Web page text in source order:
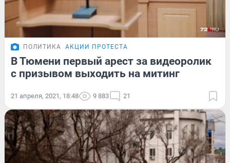
ПОЛИТИКА АКЦИИ ПРОТЕСТА
В Тюмени первый арест за видеоролик
с призывом выходить на митинг
21 апреля, 2021, 18:48 9 883 21